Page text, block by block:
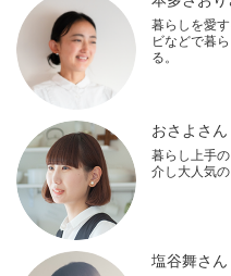
暮らしを愛
ビなどで暮
る。
おさよさん
暮らし上手
介し大人気の
塩谷舞さん